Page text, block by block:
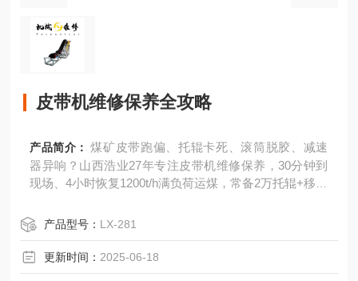
皮带机维修保养全攻略
产品简介： 煤矿皮带跑偏、托辊卡死、滚筒脱胶、减速
器异响？山西浩业27年专注皮带机维修保养，30分钟到
现场、4小时恢复1200t/h满负荷运煤，常备2万托辊+移动
产品型号： LX-281
更新时间： 2025-06-18